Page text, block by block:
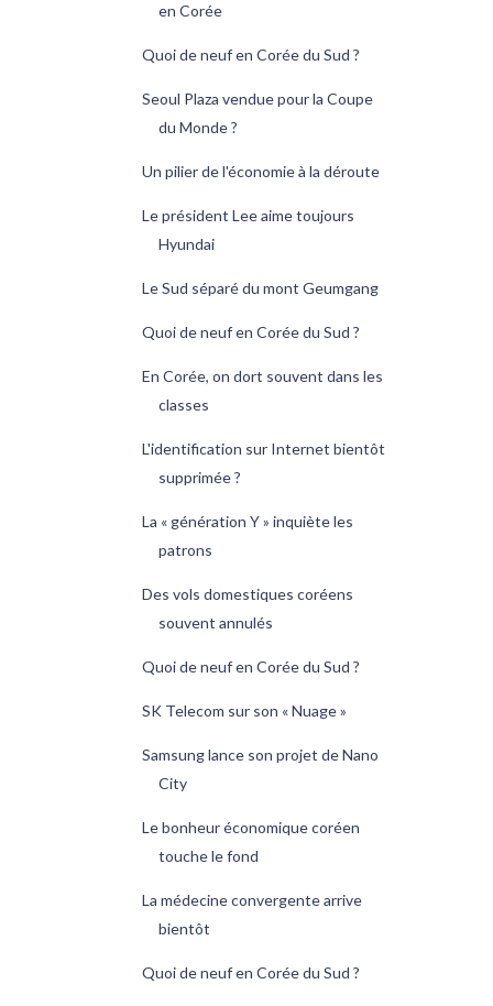
en Corée
Quoi de neuf en Corée du Sud ?
Seoul Plaza vendue pour la Coupe
du Monde ?
Un pilier de l'économie à la déroute
Le président Lee aime toujours
Hyundai
Le Sud séparé du mont Geumgang
Quoi de neuf en Corée du Sud ?
En Corée, on dort souvent dans les
classes
L'identification sur Internet bientôt
supprimée ?
La « génération Y » inquiète les
patrons
Des vols domestiques coréens
souvent annulés
Quoi de neuf en Corée du Sud ?
SK Telecom sur son « Nuage »
Samsung lance son projet de Nano
City
Le bonheur économique coréen
touche le fond
La médecine convergente arrive
bientôt
Quoi de neuf en Corée du Sud ?